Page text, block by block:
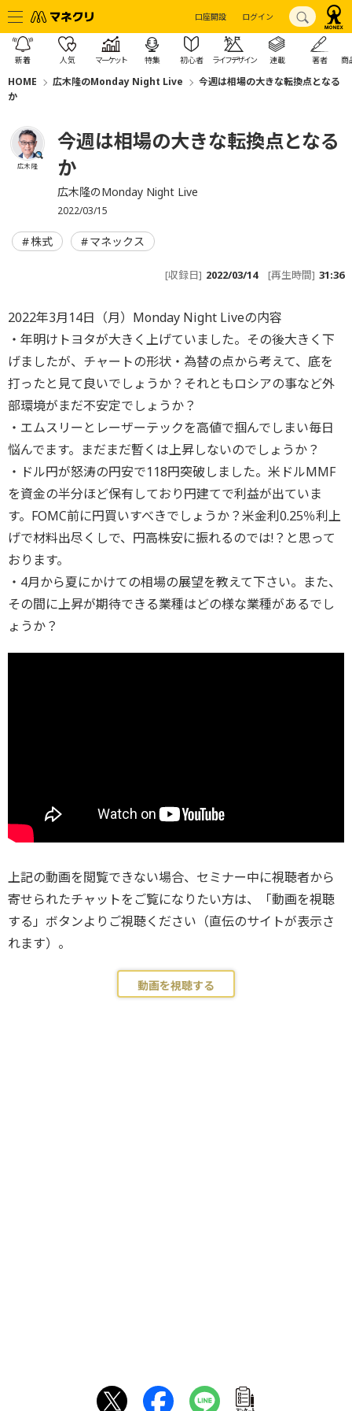
口座開設 ログイン
新着 人気 マーケット 特集 初心者 ライフデザイン 連載 著者 商
HOME 広木隆のMonday Night Live
今週は相場の大きな転換点となる
か
広木 隆
今週は相場の大きな転換点となる
か
広木隆のMonday Night Live
2022/03/15
株式 マネックス
[収録日] 2022/03/14 [再生時間] 31:36
2022年3月14日（月）Monday Night Liveの内容
・年明けトヨタが大きく上げていました。その後大きく下
げましたが、チャートの形状・為替の点から考えて、底を
打ったと見て良いでしょうか？それともロシアの事など外
部環境がまだ不安定でしょうか？
・エムスリーとレーザーテックを高値で掴んでしまい毎日
悩んでます。まだまだ暫くは上昇しないのでしょうか？
・ドル円が怒涛の円安で118円突破しました。米ドルMMF
を資金の半分ほど保有しており円建てで利益が出ていま
す。FOMC前に円買いすべきでしょうか？米金利0.25％利上
げで材料出尽くしで、円高株安に振れるのでは!？と思って
おります。
・4月から夏にかけての相場の展望を教えて下さい。また、
その間に上昇が期待できる業種はどの様な業種があるでし
ょうか？
上記の動画を閲覧できない場合、セミナー中に視聴者から
寄せられたチャットをご覧になりたい方は、「動画を視聴
する」ボタンよりご視聴ください（直伝のサイトが表示さ
れます）。
動画を視聴する